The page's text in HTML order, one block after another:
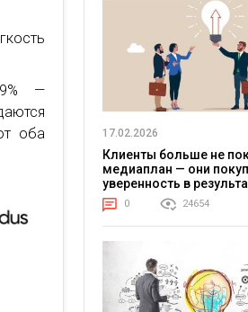
—
оба
17.02.2026
Клиенты больше не
медиаплан — они
уверенность в
0 24654